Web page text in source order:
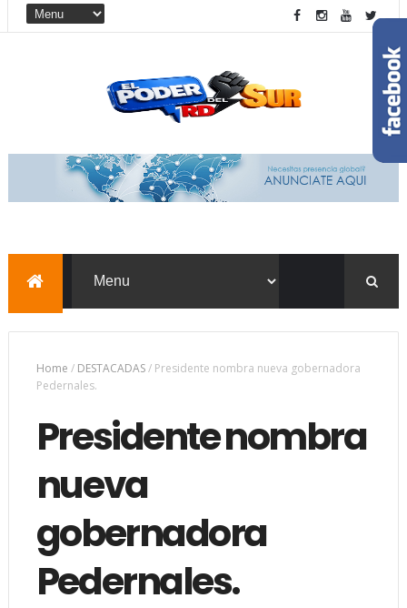
Home / DESTACADAS/ Presidente nombra nueva gobernadora
Pedernales.
Presidente nombra
nueva
gobernadora
Pedernales.